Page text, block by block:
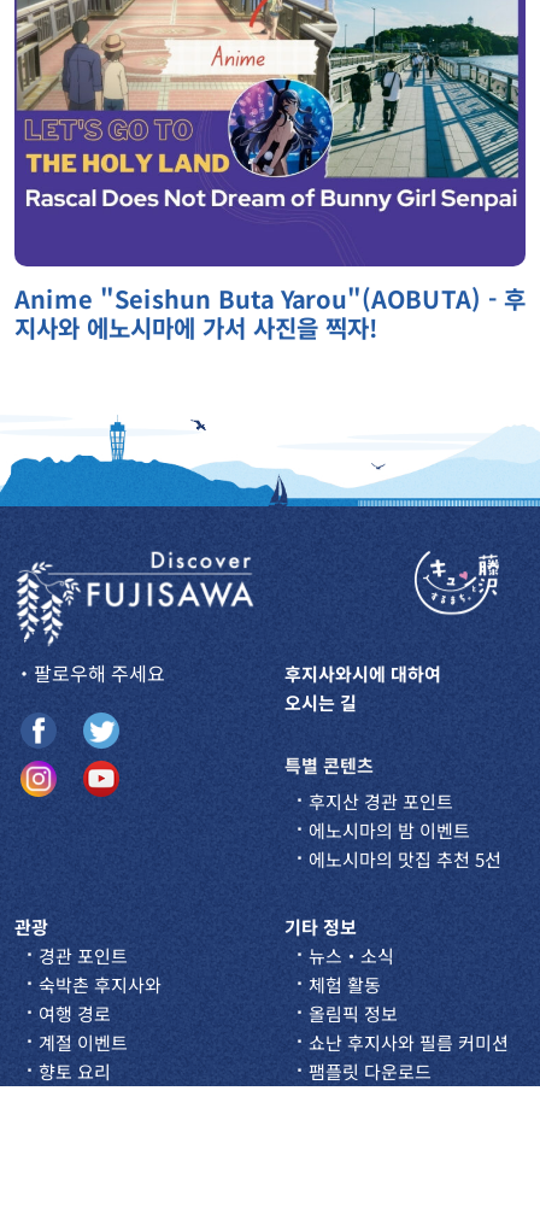
Anime "Seishun Buta Yarou"(AOBUTA) - 후
지사와 에노시마에 가서 사진을 찍자!
후지사와시에 대하여
오시는 길
특별 콘텐츠
후지산 경관 포인트
에노시마의 밤 이벤트
에노시마의 맛집 추천 5선
관광
경관 포인트
숙박촌 후지사와
여행 경로
계절 이벤트
향토 요리
기타 정보
뉴스・소식
체험 활동
올림픽 정보
쇼난 후지사와 필름 커미션
팸플릿 다운로드
・팔로우해 주세요